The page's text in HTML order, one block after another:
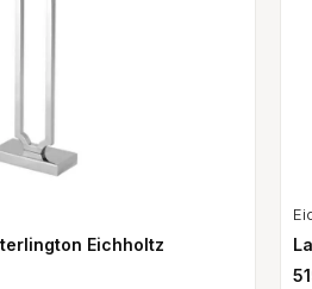
Eichholtz